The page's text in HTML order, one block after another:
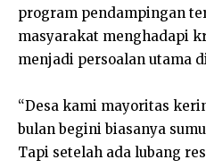
program pendampingan
masyarakat menghadapi
menjadi persoalan utama
“Desa kami mayoritas
bulan begini biasanya
Tapi setelah ada lubang